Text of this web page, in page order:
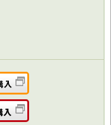
Amazonで購入
楽天で購入